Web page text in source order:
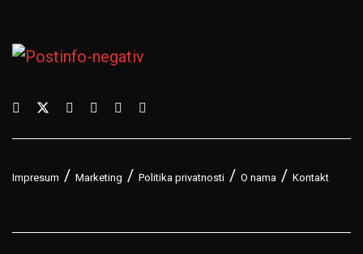
Impresum Marketing Politika privatnosti O nama Kontakt